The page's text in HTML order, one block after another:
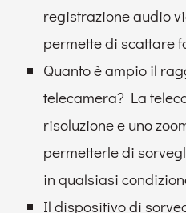
registrazione audio
permette di scattare
Quanto è ampio il
telecamera? La
risoluzione e uno
permetterle di
in qualsiasi
Il dispositivo di